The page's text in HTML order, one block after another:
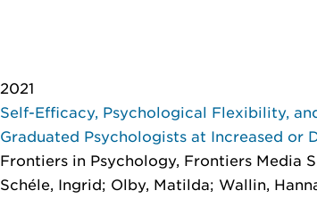
2021
Self-Efficacy, Psychological Flexibility,
Graduated Psychologists at Increased or
Frontiers in Psychology, Frontiers Media
Schéle, Ingrid; Olby, Matilda; Wallin,